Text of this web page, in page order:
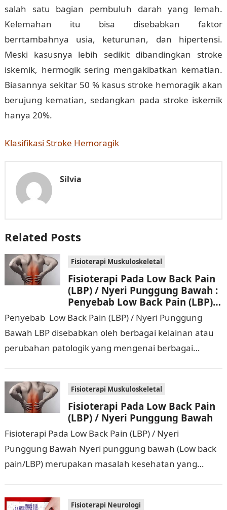
salah satu bagian pembuluh darah yang lemah.
Kelemahan itu bisa disebabkan faktor
berrtambahnya usia, keturunan, dan hipertensi.
Meski kasusnya lebih sedikit dibandingkan stroke
iskemik, hermogik sering mengakibatkan kematian.
Biasannya sekitar 50 % kasus stroke hemoragik akan
berujung kematian, sedangkan pada stroke iskemik
hanya 20%.
Klasifikasi Stroke Hemoragik
Silvia
Related Posts
Fisioterapi Muskuloskeletal
Fisioterapi Pada Low Back Pain
(LBP) / Nyeri Punggung Bawah :
Penyebab Low Back Pain (LBP) /
Nyeri Punggung Bawah
Penyebab Low Back Pain (LBP) / Nyeri Punggung
Bawah LBP disebabkan oleh berbagai kelainan atau
perubahan patologik yang mengenai berbagai
Fisioterapi Muskuloskeletal
Fisioterapi Pada Low Back Pain
(LBP) / Nyeri Punggung Bawah
Fisioterapi Pada Low Back Pain (LBP) / Nyeri
Punggung Bawah Nyeri punggung bawah (Low back
pain/LBP) merupakan masalah kesehatan yang
Fisioterapi Neurologi